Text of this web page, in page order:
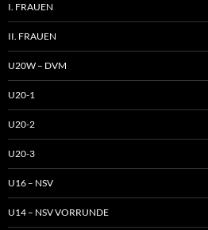
I. FRAUEN
II. FRAUEN
U20W – DVM
U20-1
U20-2
U20-3
U16 – NSV
U14 – NSV VORRUNDE